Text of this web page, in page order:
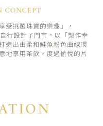
CONCEPT
受挑選珠寶的樂趣」，
行設計了門市。以「製作幸
造出由柔和鮭魚粉色曲線環
地享用茶飲，度過愉悅的片